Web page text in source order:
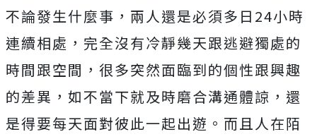
不論發生什麼事，兩人還是必須多日24小時
連續相處，完全沒有冷靜幾天跟逃避獨處的
時間跟空間，很多突然面臨到的個性跟興趣
的差異，如不當下就及時磨合溝通體諒，還
是得要每天面對彼此一起出遊。而且人在陌